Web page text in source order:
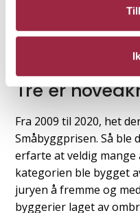
Tre er
Fra 2009 til 2020, het
Småbyggprisen. Så ble
erfarte at veldig mange
kategorien ble bygget
juryen å fremme og
byggerier laget av